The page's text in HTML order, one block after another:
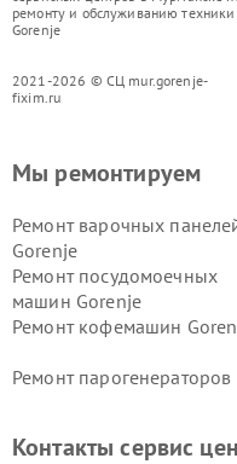
ремонту и обслуживанию техники
Gorenje
2021-2026 © СЦ mur.gorenje-
fixim.ru
Мы ремонтируем
Ремонт варочных
Gorenje
Ремонт посудомоечных
машин Gorenje
Ремонт кофемашин
Ремонт парогенераторов
Контакты сервис